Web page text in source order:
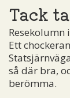
Tack
Ett
så där bra,
berömma.